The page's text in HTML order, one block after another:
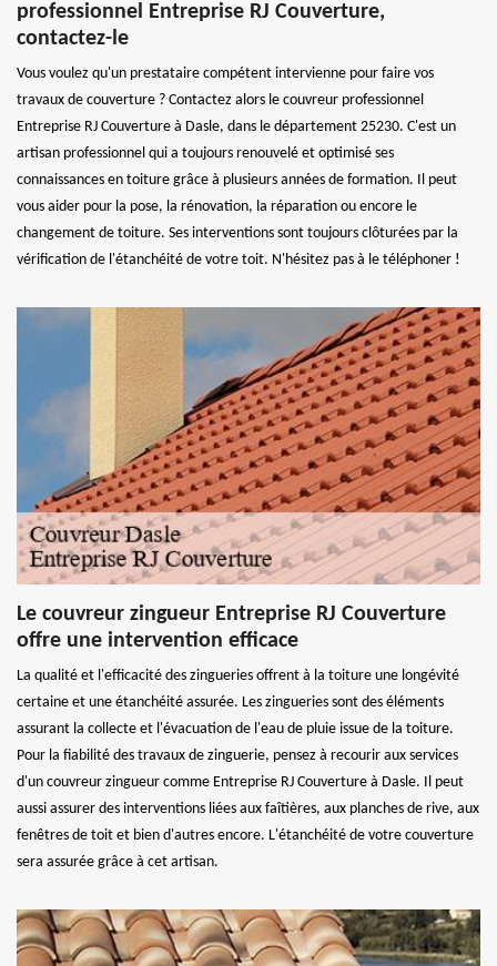
professionnel Entreprise RJ Couverture,
contactez-le
Vous voulez qu'un prestataire compétent intervienne pour faire vos
travaux de couverture ? Contactez alors le couvreur professionnel
Entreprise RJ Couverture à Dasle, dans le département 25230. C'est un
artisan professionnel qui a toujours renouvelé et optimisé ses
connaissances en toiture grâce à plusieurs années de formation. Il peut
vous aider pour la pose, la rénovation, la réparation ou encore le
changement de toiture. Ses interventions sont toujours clôturées par la
vérification de l'étanchéité de votre toit. N'hésitez pas à le téléphoner !
Le couvreur zingueur Entreprise RJ Couverture
offre une intervention efficace
La qualité et l'efficacité des zingueries offrent à la toiture une longévité
certaine et une étanchéité assurée. Les zingueries sont des éléments
assurant la collecte et l'évacuation de l'eau de pluie issue de la toiture.
Pour la fiabilité des travaux de zinguerie, pensez à recourir aux services
d'un couvreur zingueur comme Entreprise RJ Couverture à Dasle. Il peut
aussi assurer des interventions liées aux faîtières, aux planches de rive, aux
fenêtres de toit et bien d'autres encore. L'étanchéité de votre couverture
sera assurée grâce à cet artisan.